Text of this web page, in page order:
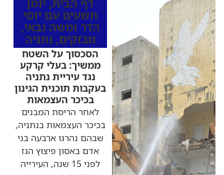
דף הבית, יומן
תשעים עם יוסי
הדר ומשה גבאי,
מבזקים, נתניה
הסכסוך על השטח
ממשיך: בעלי קרקע
נגד עיריית נתניה
בעקבות תוכנית הגינון
בכיכר העצמאות
לאחר הריסת המבנים
בכיכר העצמאות בנתניה,
שבהם נהרגו ארבעה בני
אדם באסון פיצוץ הגז
לפני 15 שנה, העירייה